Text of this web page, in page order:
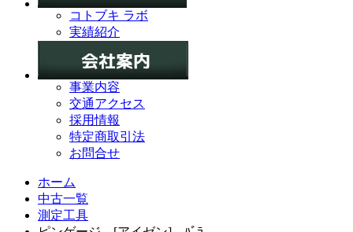
コトブキ ラボ
実績紹介
事業内容
交通アクセス
採用情報
特定商取引法
お問合せ
ホーム
中古一覧
測定工具